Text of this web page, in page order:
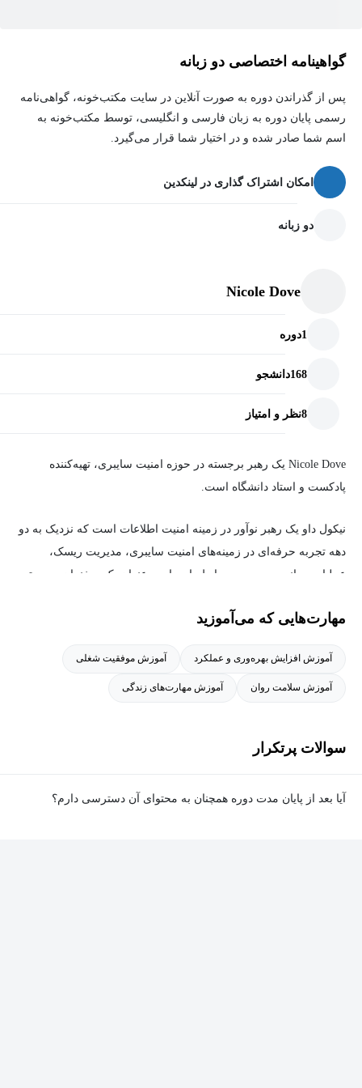
گواهینامه اختصاصی دو زبانه
پس از گذراندن دوره به صورت آنلاین در سایت مکتب‌خونه، گواهی‌نامه
رسمی پایان دوره به زبان فارسی و انگلیسی، توسط مکتب‌خونه به
اسم شما صادر شده و در اختیار شما قرار می‌گیرد.
امکان اشتراک گذاری در لینکدین
دو زبانه
Nicole Dove
1دوره
168دانشجو
8نظر و امتیاز
Nicole Dove یک رهبر برجسته در حوزه امنیت سایبری، تهیه‌کننده
پادکست و استاد دانشگاه است.
نیکول داو یک رهبر نوآور در زمینه امنیت اطلاعات است که نزدیک به دو
دهه تجربه حرفه‌ای در زمینه‌های امنیت سایبری، مدیریت ریسک،
عملیات جهانی و مدیریت روابط دارد. او به عنوان یک سخنران برجسته
و سابقه فعالیت در نقش‌های مرتبط با مدیریت ریسک و امنیت اطلاعات
ساکس و پرایس‌واترهاوس‌کوپرز را در کارنامه دارد.
IANS، یک گروه تحقیقاتی امنیت سایبری مستقر در بوستون، و همچنین
امنیت، است. نیکول همچنین به عنوان استاد در دانشگاه کلارک آتلانتا
مهارت‌هایی که می‌آموزید
آموزش افزایش بهره‌وری و عملکرد آموزش موفقیت شغلی
آموزش سلامت روان آموزش مهارت‌های زندگی
سوالات پرتکرار
آیا بعد از پایان مدت دوره همچنان به محتوای آن دسترسی دارم؟